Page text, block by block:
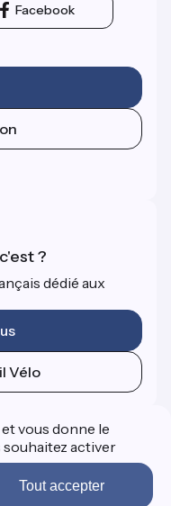
Facebook
?
dédié aux
Vélo
vous donne le
activer
Tout accepter